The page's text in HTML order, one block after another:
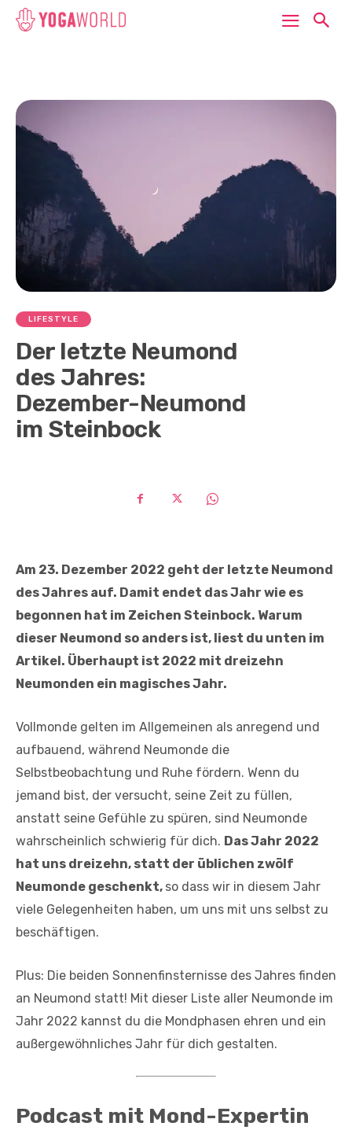
LIFESTYLE
Der letzte Neumond
des Jahres:
Dezember-Neumond
im Steinbock
Am 23. Dezember 2022 geht der letzte Neumond
des Jahres auf. Damit endet das Jahr wie es
begonnen hat im Zeichen Steinbock. Warum
dieser Neumond so anders ist, liest du unten im
Artikel. Überhaupt ist 2022 mit dreizehn
Neumonden ein magisches Jahr.
Vollmonde gelten im Allgemeinen als anregend und
aufbauend, während Neumonde die
Selbstbeobachtung und Ruhe fördern. Wenn du
jemand bist, der versucht, seine Zeit zu füllen,
anstatt seine Gefühle zu spüren, sind Neumonde
wahrscheinlich schwierig für dich. Das Jahr 2022
hat uns dreizehn, statt der üblichen zwölf
Neumonde geschenkt, so dass wir in diesem Jahr
viele Gelegenheiten haben, um uns mit uns selbst zu
beschäftigen.
Plus: Die beiden Sonnenfinsternisse des Jahres finden
an Neumond statt! Mit dieser Liste aller Neumonde im
Jahr 2022 kannst du die Mondphasen ehren und ein
außergewöhnliches Jahr für dich gestalten.
Podcast mit Mond-Expertin